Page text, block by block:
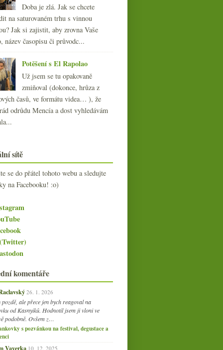
Doba je zlá. Jak se chcete
na saturovaném trhu s vinnou
Jak si zajistit, aby zrovna Vaše
název časopisu či průvodc...
Potěšení s El Rapolao
Už jsem se tu opakovaně
zmiňoval (dokonce, hrůza z
časů, ve formátu videa… ), že
odrůdu Mencía a dost vyhledávám
sítě
se do přátel tohoto webu a sledujte
na Facebooku! :o)
komentáře
26. 1. 2026
ale přece jen bych reagoval na
od Kasnyiků. Hodnotil jsem ji vloni ve
podobně. Ovšem z…
s pozvánkou na festival, degustace a
Vaverka 10. 12. 2025